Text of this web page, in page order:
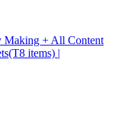
Making + All Content
items) |